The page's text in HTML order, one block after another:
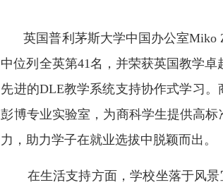
英国普利茅斯大学中国办公室Miko
中位列全英第41名，并荣获英国教学
先进的DLE教学系统支持协作式学习
彭博专业实验室，为商科学生提供高
力，助力学子在就业选拔中脱颖而出。
在生活支持方面，学校坐落于风